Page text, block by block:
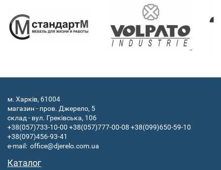
м. Харків, 61004
магазин - пров. Джерело, 5
склад - вул. Греківська, 106
+38(057)733-10-00 +38(057)777-00-08 +38(099)650-59-10
+38(097)456-93-41
e-mail: office@djerelo.com.ua
Каталог